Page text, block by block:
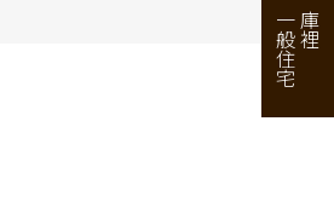
庫裡
一般住宅